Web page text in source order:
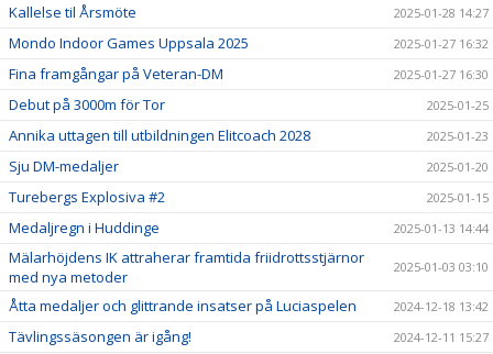
Kallelse til Årsmöte 2025-01-28 14:27
Mondo Indoor Games Uppsala 2025 2025-01-27 16:32
Fina framgångar på Veteran-DM 2025-01-27 16:30
Debut på 3000m för Tor 2025-01-25
Annika uttagen till utbildningen Elitcoach 2028 2025-01-23
Sju DM-medaljer 2025-01-20
Turebergs Explosiva #2 2025-01-15
Medaljregn i Huddinge 2025-01-13 14:44
Mälarhöjdens IK attraherar framtida friidrottsstjärnor
med nya metoder
2025-01-03 03:10
Åtta medaljer och glittrande insatser på Luciaspelen 2024-12-18 13:42
Tävlingssäsongen är igång! 2024-12-11 15:27